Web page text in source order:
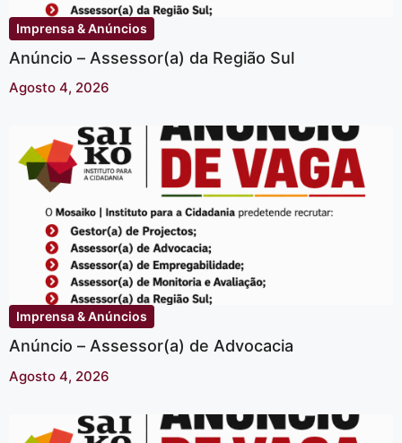
Imprensa & Anúncios
Anúncio – Assessor(a) da Região Sul
Agosto 4, 2026
Imprensa & Anúncios
Anúncio – Assessor(a) de Advocacia
Agosto 4, 2026